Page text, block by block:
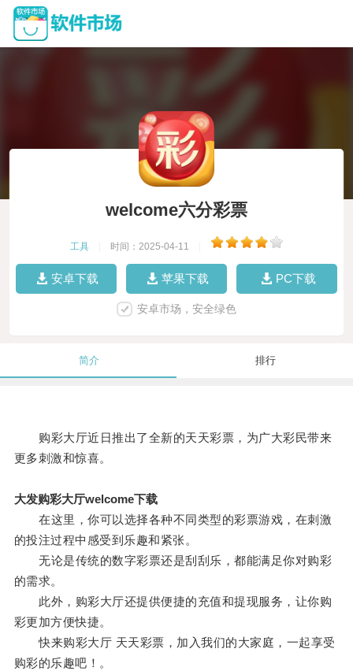
welcome六分彩票
工具 时间：2025-04-11
安卓下载 苹果下载 PC下载
安卓市场，安全绿色
简介 排行
购彩大厅近日推出了全新的天天彩票，为广大彩民带来
更多刺激和惊喜。
大发购彩大厅welcome下载
在这里，你可以选择各种不同类型的彩票游戏，在刺激
的投注过程中感受到乐趣和紧张。
无论是传统的数字彩票还是刮刮乐，都能满足你对购彩
的需求。
此外，购彩大厅还提供便捷的充值和提现服务，让你购
彩更加方便快捷。
快来购彩大厅 天天彩票，加入我们的大家庭，一起享受
购彩的乐趣吧！。